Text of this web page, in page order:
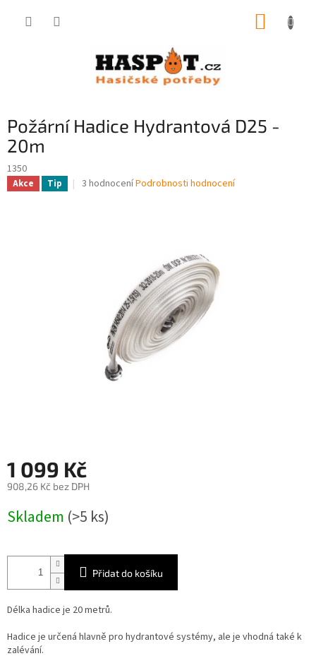
Požární Hadice Hydrantová D25 -
20m
1350
Akce Tip
Průměrné
3 hodnoceníPodrobnosti hodnocení
1 099 Kč
908,26 Kč bez DPH
cena:
Skladem (>5 ks)
Přidat do košíku
Délka hadice je 20 metrů.
Hadice je určená hlavně pro hydrantové systémy, ale je vhodná také k
zalévání.